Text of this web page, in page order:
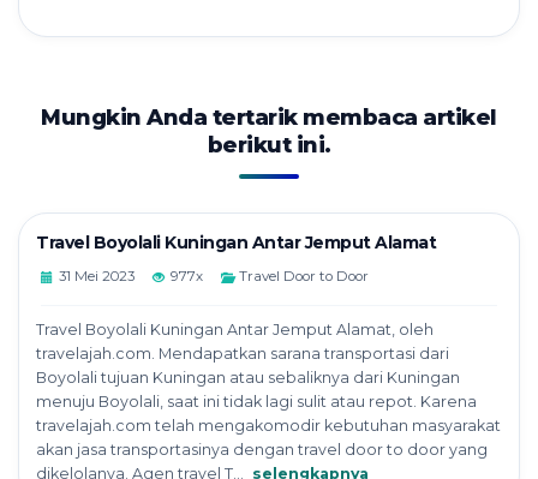
Mungkin Anda tertarik membaca artikel
berikut ini.
Travel Boyolali Kuningan Antar Jemput Alamat
31 Mei 2023 977x Travel Door to Door
Travel Boyolali Kuningan Antar Jemput Alamat, oleh
travelajah.com. Mendapatkan sarana transportasi dari
Boyolali tujuan Kuningan atau sebaliknya dari Kuningan
menuju Boyolali, saat ini tidak lagi sulit atau repot. Karena
travelajah.com telah mengakomodir kebutuhan masyarakat
akan jasa transportasinya dengan travel door to door yang
dikelolanya. Agen travel T... selengkapnya